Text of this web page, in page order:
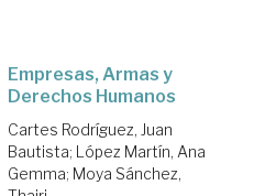
Empresas, Armas y
Derechos Humanos
Cartes Rodríguez, Juan
Bautista; López Martín, Ana
Gemma; Moya Sánchez,